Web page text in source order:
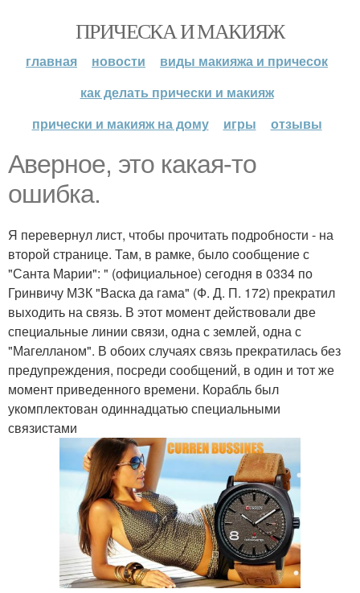
ПРИЧЕСКА И МАКИЯЖ
главная новости
виды макияжа и причесок
как делать прически и макияж
прически и макияж на дому
игры отзывы
Аверное, это какая-то
ошибка.
Я перевернул лист, чтобы прочитать подробности - на
второй странице. Там, в рамке, было сообщение с
"Санта Марии": " (официальное) сегодня в 0334 по
Гринвичу МЗК "Васка да гама" (Ф. Д. П. 172) прекратил
выходить на связь. В этот момент действовали две
специальные линии связи, одна с землей, одна с
"Магелланом". В обоих случаях связь прекратилась без
предупреждения, посреди сообщений, в один и тот же
момент приведенного времени. Корабль был
укомплектован одиннадцатью специальными
связистами